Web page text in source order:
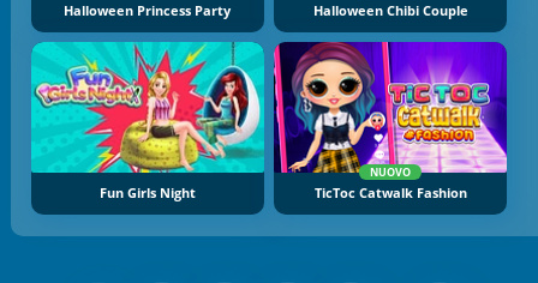
Halloween Princess Party Halloween Chibi Couple
Fun Girls Night
NUOVO
TicToc Catwalk Fashion